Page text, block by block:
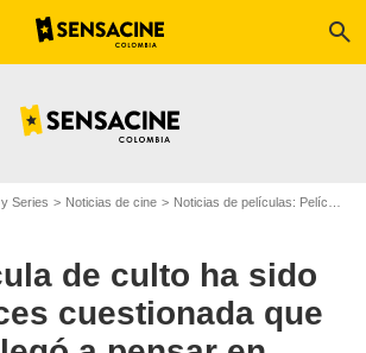
search
Series Noticias de cine Noticias de películas: Película - ¿Sabías que...?
de culto ha sido
cuestionada que
Google